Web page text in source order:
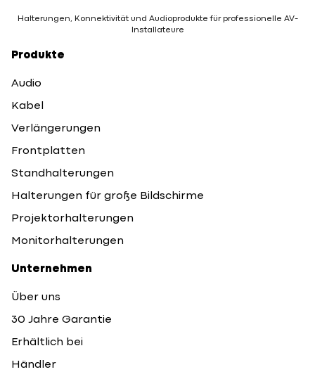
Halterungen, Konnektivität und Audioprodukte für professionelle AV-
Installateure
Produkte
Audio
Kabel
Verlängerungen
Frontplatten
Standhalterungen
Halterungen für große Bildschirme
Projektorhalterungen
Monitorhalterungen
Unternehmen
Über uns
30 Jahre Garantie
Erhältlich bei
Händler